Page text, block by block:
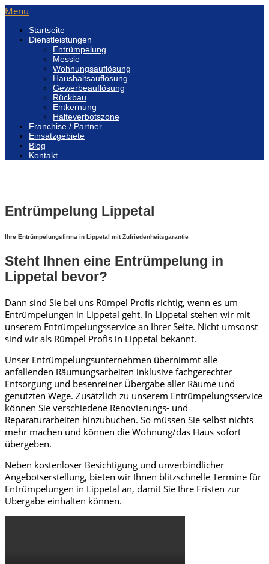
Menu
Startseite
Dienstleistungen
Entrümpelung
Messie
Wohnungsauflösung
Haushaltsauflösung
Gewerbeauflösung
Rückbau
Entkernung
Halteverbotszone
Franchise / Partner
Einsatzgebiete
Blog
Kontakt
Entrümpelung Lippetal
Ihre Entrümpelungsfirma in Lippetal mit Zufriedenheitsgarantie
Steht Ihnen eine Entrümpelung in
Lippetal bevor?
Dann sind Sie bei uns Rümpel Profis richtig, wenn es um
Entrümpelungen in Lippetal geht. In Lippetal stehen wir mit
unserem Entrümpelungsservice an Ihrer Seite. Nicht umsonst
sind wir als Rümpel Profis in Lippetal bekannt.
Unser Entrümpelungsunternehmen übernimmt alle
anfallenden Räumungsarbeiten inklusive fachgerechter
Entsorgung und besenreiner Übergabe aller Räume und
genutzten Wege. Zusätzlich zu unserem Entrümpelungsservice
können Sie verschiedene Renovierungs- und
Reparaturarbeiten hinzubuchen. So müssen Sie selbst nichts
mehr machen und können die Wohnung/das Haus sofort
übergeben.
Neben kostenloser Besichtigung und unverbindlicher
Angebotserstellung, bieten wir Ihnen blitzschnelle Termine für
Entrümpelungen in Lippetal an, damit Sie Ihre Fristen zur
Übergabe einhalten können.